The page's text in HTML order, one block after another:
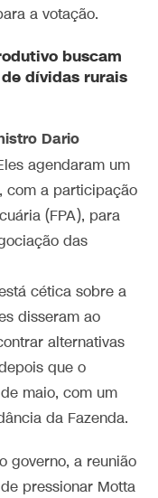
a votação.
buscam
dívidas rurais
Dario
agendaram um
com a participação
(FPA), para
das
cética sobre a
disseram ao
alternativas
que o
maio, com um
da Fazenda.
governo, a reunião
pressionar Motta